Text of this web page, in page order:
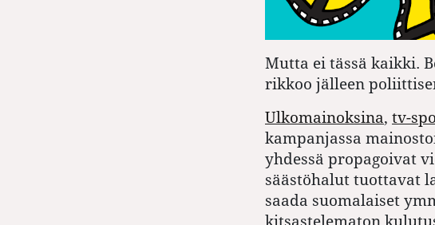
Mutta ei tässä kaikki.
rikkoo jälleen
Ulkomainoksina, tv-
kampanjassa
yhdessä propagoivat
säästöhalut tuottavat
saada suomalaiset
kitsastelematon